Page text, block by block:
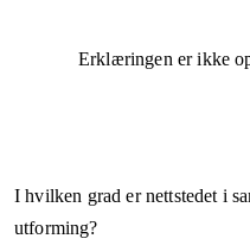
Erklæringen er ikke
I hvilken grad er nettstedet i
utforming?